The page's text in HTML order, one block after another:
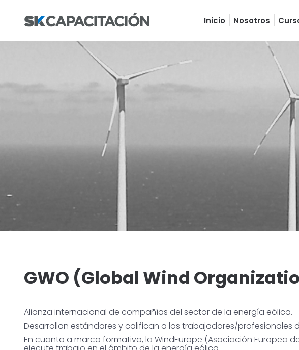
Inicio Nosotros
GWO (Global Wind
Alianza internacional de compañías del sector de la energía eólica.
Desarrollan estándares y califican a los trabajadores/profesionales
En cuanto a marco formativo, la WindEurope (Asociación Europea